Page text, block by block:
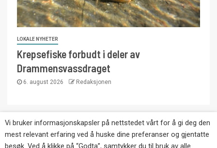
LOKALE NYHETER
Krepsefiske forbudt i deler av
Drammensvassdraget
6. august 2026 Redaksjonen
Copyright © Eikernytt.no utgis av Roy’s
Pressetjeneste. Kopiering av tekst, bilder og
Vi bruker informasjonskapsler på nettstedet vårt for å gi deg den
mest relevant erfaring ved å huske dine preferanser og gjentatte
besøk. Ved å klikke på “Godta”, samtykker du til bruk av alle